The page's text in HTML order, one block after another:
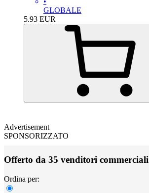
GLOBALE
5.93 EUR
Advertisement
SPONSORIZZATO
Offerto da 35 venditori commerciali
Ordina per: